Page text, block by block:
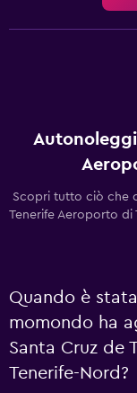
Scopri tutto ciò che
Tenerife Aeroporto di
Quando è
momondo ha
Santa Cruz de
Tenerife-Nord?